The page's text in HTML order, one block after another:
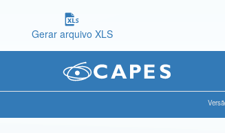
Gerar arquivo XLS